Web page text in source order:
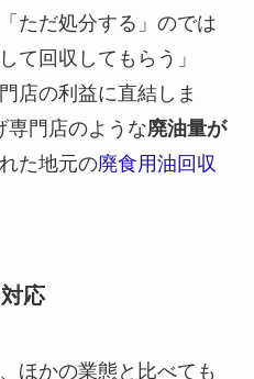
ただ処分する」のでは
て回収してもらう」
店の利益に直結しま
専門店のような廃油量が
た地元の廃食用油回収
応
ほかの業態と比べても